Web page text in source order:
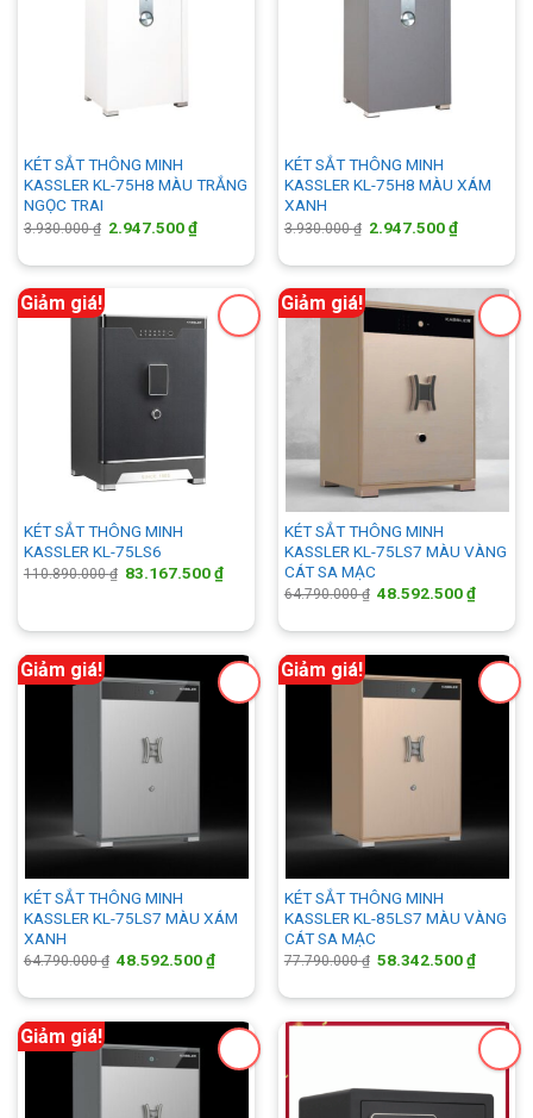
KÉT SẮT THÔNG MINH
KASSLER KL-75H8 MÀU TRẮNG
NGỌC TRAI
3.930.000₫ Giá
3.930.000 ₫.
2.947.500₫Giá
là:
2.947.500 ₫.
KÉT SẮT THÔNG MINH
KASSLER KL-75H8 MÀU XÁM
XANH
3.930.000₫ Giá
3.930.000 ₫.
2.947.500₫Giá
là:
2.947.500
Giảm giá!
KÉT SẮT THÔNG MINH
KASSLER KL-75LS6
110.890.000₫ Giá
83.167.500₫Giá
83.167.500 ₫.
Giảm giá!
KÉT SẮT THÔNG MINH
KASSLER KL-75LS7 MÀU VÀNG
CÁT SA MẠC
64.790.000₫ Giá
64.790.000 ₫.
48.592.500₫Giá
là:
Giảm giá!
KÉT SẮT THÔNG MINH
KASSLER KL-75LS7 MÀU XÁM
XANH
64.790.000₫ Giá
64.790.000 ₫.
48.592.500₫Giá
là:
48.592.500 ₫.
Giảm giá!
KÉT SẮT THÔNG MINH
KASSLER KL-85LS7 MÀU VÀNG
CÁT SA MẠC
77.790.000₫ Giá
77.790.000 ₫.
58.342.500₫Giá
là:
Giảm giá!